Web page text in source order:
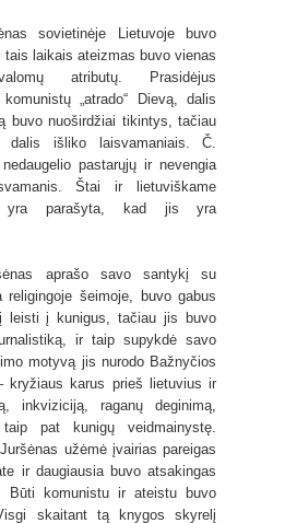
sovietinėje Lietuvoje buvo
laikais ateizmas buvo vienas
atributų. Prasidėjus
„atrado“ Dievą, dalis
buvo nuoširdžiai tikintys, tačiau
dalis išliko laisvamaniais. Č.
pastarųjų ir nevengia
Štai ir lietuviškame
yra parašyta, kad jis yra
aprašo savo santykį su
religingoje šeimoje, buvo gabus
leisti į kunigus, tačiau jis buvo
ir taip supykdė savo
motyvą jis nurodo Bažnyčios
kryžiaus karus prieš lietuvius ir
inkviziciją, raganų deginimą,
pat kunigų veidmainystę.
užėmė įvairias pareigas
ir daugiausia buvo atsakingas
Būti komunistu ir ateistu buvo
skaitant tą knygos skyrelį